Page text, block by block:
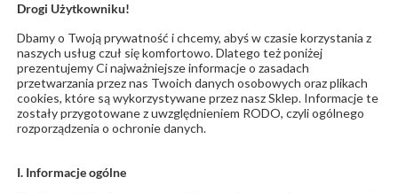
Drogi Użytkowniku!
Dbamy o Twoją prywatność i chcemy, abyś w czasie korzystania z
naszych usług czuł się komfortowo. Dlatego też poniżej
prezentujemy Ci najważniejsze informacje o zasadach
przetwarzania przez nas Twoich danych osobowych oraz plikach
cookies, które są wykorzystywane przez nasz Sklep. Informacje te
zostały przygotowane z uwzględnieniem RODO, czyli ogólnego
rozporządzenia o ochronie danych.
I. Informacje ogólne